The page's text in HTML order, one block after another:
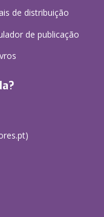
de distribuição
de publicação
)